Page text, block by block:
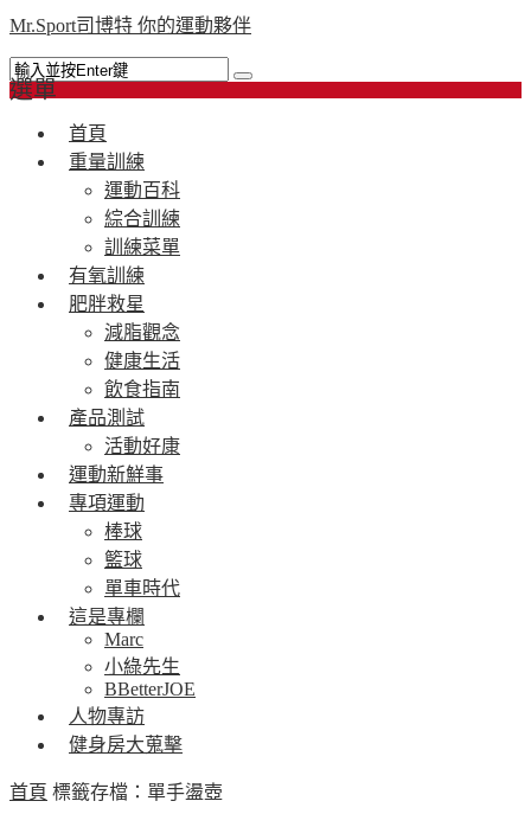
Mr.Sport司博特 你的運動夥伴
選單
首頁
重量訓練
運動百科
綜合訓練
訓練菜單
有氧訓練
肥胖救星
減脂觀念
健康生活
飲食指南
產品測試
活動好康
運動新鮮事
專項運動
棒球
籃球
單車時代
這是專欄
Marc
小綠先生
BBetterJOE
人物專訪
健身房大蒐擊
首頁 標籤存檔：單手盪壺